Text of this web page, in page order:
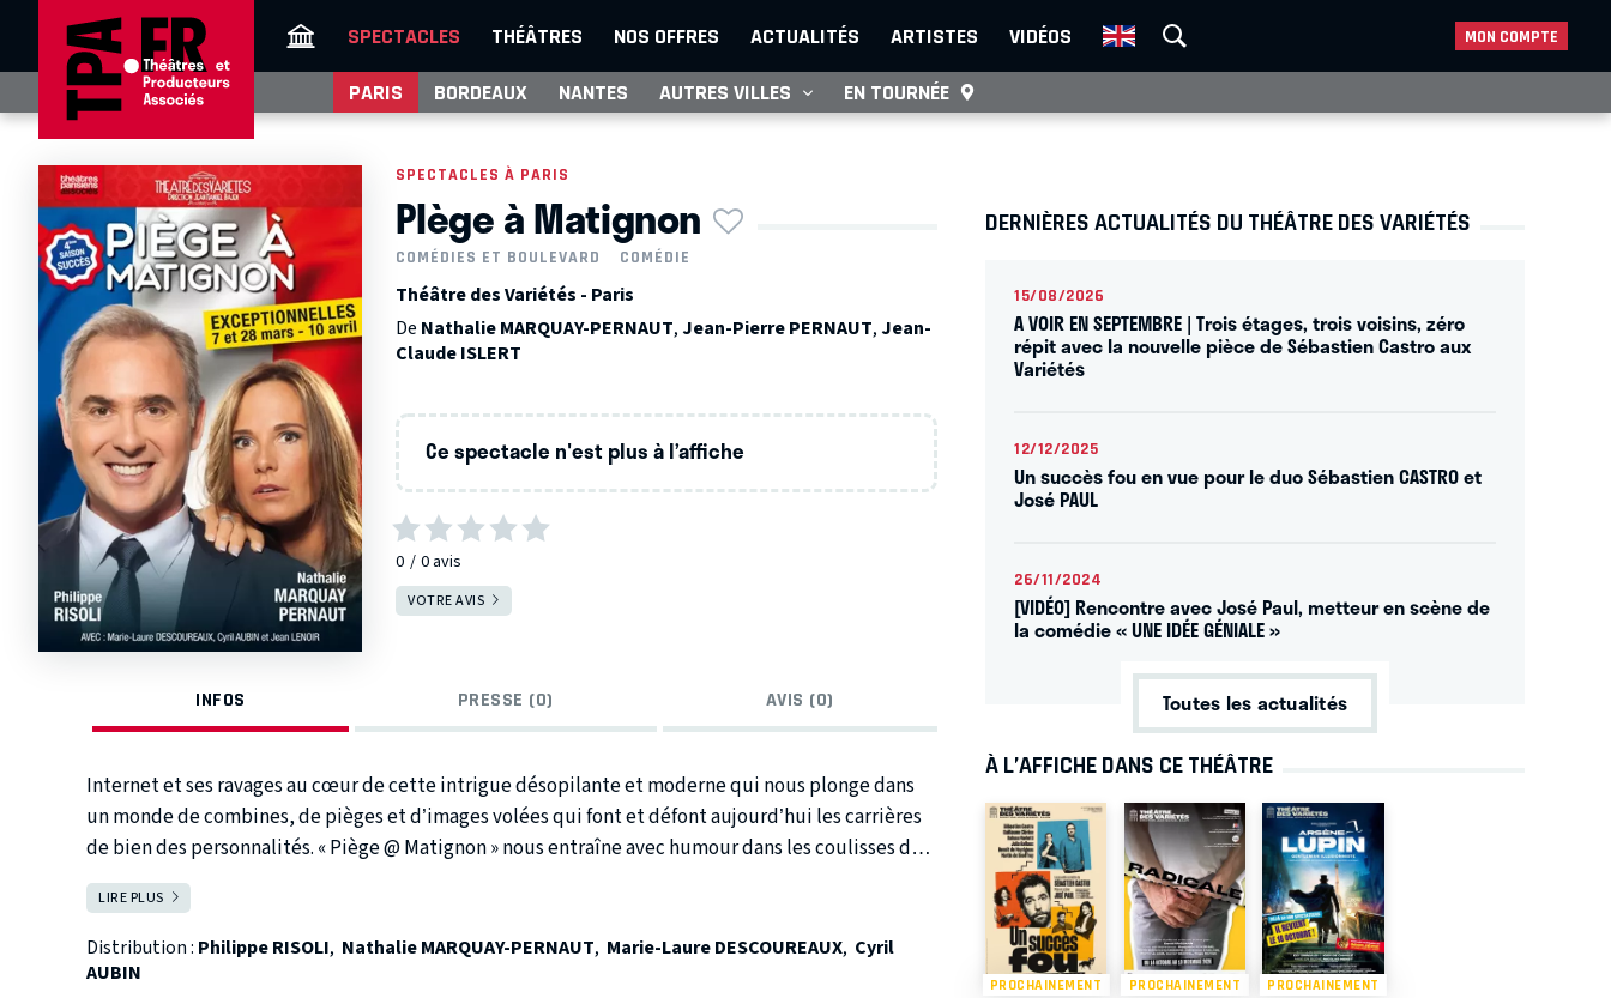
SPECTACLES THÉÂTRES NOS OFFRES ACTUALITÉS ARTISTES VIDÉOS MON COMPTE
PARIS BORDEAUX NANTES AUTRES VILLES EN TOURNÉE
SPECTACLES À PARIS
PIège à Matignon
COMÉDIES ET BOULEVARD COMÉDIE
Théâtre des Variétés - Paris
De Nathalie MARQUAY-PERNAUT,Jean-Pierre PERNAUT,Jean-
Claude ISLERT
Ce spectacle n'est plus à l’affiche
0 0avis
VOTRE AVIS
INFOS PRESSE (0) AVIS (0)
Internet et ses ravages au cœur de cette intrigue désopilante et moderne qui nous plonge dans
un monde de combines, de pièges et d’images volées qui font et défont aujourd’hui les carrières
de bien des personnalités. « Piège @ Matignon » nous entraîne avec humour dans les coulisses de
la politique, aux prises avec les rumeurs les plus folles que rien ne peut arrêter. François est un
brillant homme politique, promis au poste de Premier Ministre. Mais un complot et des images
volées diffusées en boucle sur Internet mettent un brusque coup d'arrêt à sa carrière. Loin de se
laisser abattre, il mène la contre-attaque avec l'aide de Claire, son épouse, de Louisa, la femme
LIRE PLUS
Distribution : Philippe RISOLI, Nathalie MARQUAY-PERNAUT, Marie-Laure DESCOUREAUX, Cyril
AUBIN
DERNIÈRES ACTUALITÉS DU THÉÂTRE DES VARIÉTÉS
15/08/2026
A VOIR EN SEPTEMBRE | Trois étages, trois voisins, zéro
répit avec la nouvelle pièce de Sébastien Castro aux
Variétés
12/12/2025
Un succès fou en vue pour le duo Sébastien CASTRO et
José PAUL
26/11/2024
[VIDÉO] Rencontre avec José Paul, metteur en scène de
la comédie « UNE IDÉE GÉNIALE »
Toutes les actualités
À L’AFFICHE DANS CE THÉÂTRE
PROCHAINEMENT PROCHAINEMENT PROCHAINEMENT